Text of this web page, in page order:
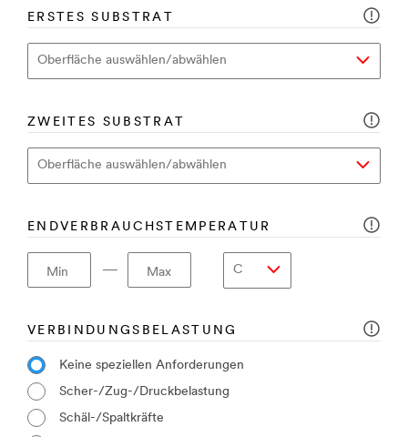
ERSTES SUBSTRAT
ZWEITES SUBSTRAT
ENDVERBRAUCHSTEMPERATUR
Min ― Max
VERBINDUNGSBELASTUNG
Keine speziellen Anforderungen
Scher-/Zug-/Druckbelastung
Schäl-/Spaltkräfte